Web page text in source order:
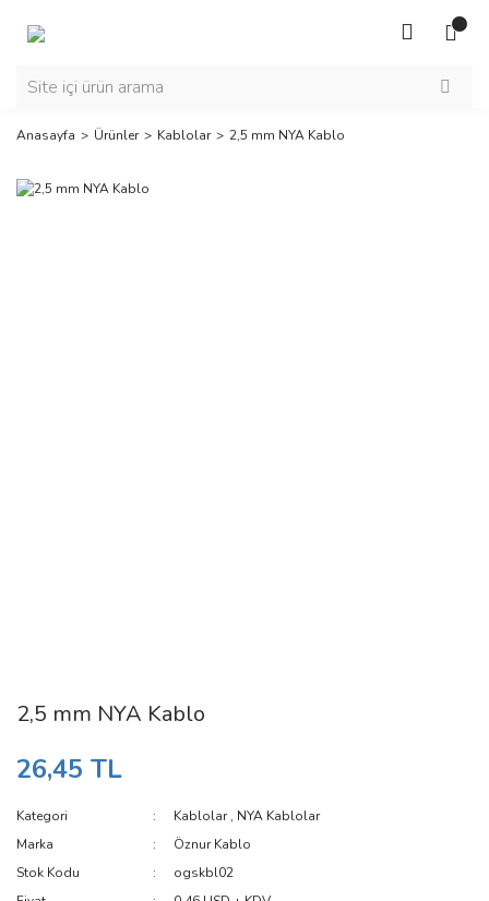
Anasayfa Ürünler Kablolar 2,5 mm NYA Kablo
2,5 mm NYA Kablo
26,45 TL
Kategori Kablolar, NYA Kablolar
Marka
Öznur Kablo
Stok Kodu
ogskbl02